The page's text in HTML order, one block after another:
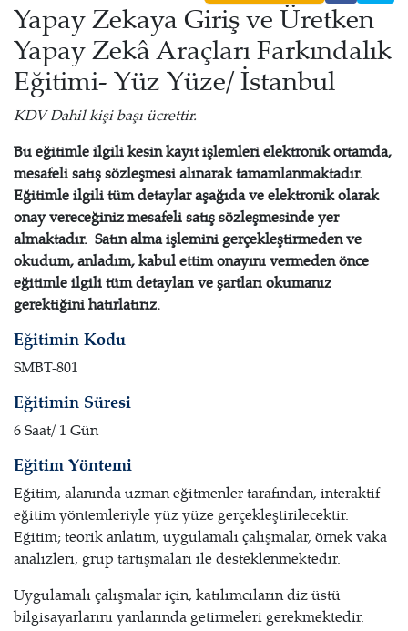
Yapay Zekaya Giriş ve Üretken
Yapay Zekâ Araçları Farkındalık
Eğitimi- Yüz Yüze/ İstanbul
KDV Dahil kişi başı ücrettir.
Bu eğitimle ilgili kesin kayıt işlemleri elektronik ortamda,
mesafeli satış sözleşmesi alınarak tamamlanmaktadır.
Eğitimle ilgili tüm detaylar aşağıda ve elektronik olarak
onay vereceğiniz mesafeli satış sözleşmesinde yer
almaktadır. Satın alma işlemini gerçekleştirmeden ve
okudum, anladım, kabul ettim onayını vermeden önce
eğitimle ilgili tüm detayları ve şartları okumanız
gerektiğini hatırlatırız.
Eğitimin Kodu
SMBT-801
Eğitimin Süresi
6 Saat/ 1 Gün
Eğitim Yöntemi
Eğitim, alanında uzman eğitmenler tarafından, interaktif
eğitim yöntemleriyle yüz yüze gerçekleştirilecektir.
Eğitim; teorik anlatım, uygulamalı çalışmalar, örnek vaka
analizleri, grup tartışmaları ile desteklenmektedir.
Uygulamalı çalışmalar için, katılımcıların diz üstü
bilgisayarlarını yanlarında getirmeleri gerekmektedir.